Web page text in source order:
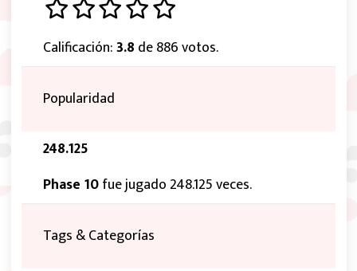
Calificación:3.8 de 886 votos.
Popularidad
248.125
Phase 10fue jugado 248.125 veces.
Tags & Categorías